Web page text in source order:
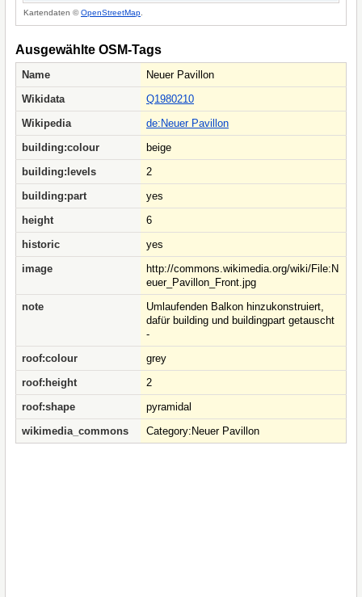
Kartendaten ©OpenStreetMap
Ausgewählte OSM-Tags
Name
Neuer Pavillon
Wikidata
Q1980210
Wikipedia
de:Neuer Pavillon
building:colour
beige
building:levels
2
building:part
yes
height
6
historic
yes
image
http://commons.wikimedia.org/wiki/File:N
euer_Pavillon_Front.jpg
note
Umlaufenden Balkon hinzukonstruiert,
dafür building und buildingpart getauscht
-
roof:colour
grey
roof:height
2
roof:shape
pyramidal
wikimedia_commons
Category:Neuer Pavillon